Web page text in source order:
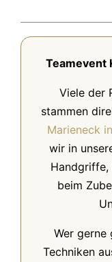
Teamevent
Viele der
stammen
Marieneck
wir in
Handgriffe,
beim
Wer gerne
Techniken